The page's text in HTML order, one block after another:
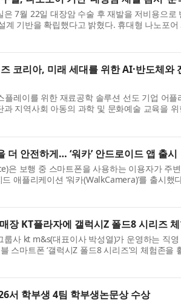
7월 22일 대장암 수술 후 재발을 저비용으로
계 기반을 확립했다고 밝혔다. 휴대형 나노포
이터 시뮬레이션과 실제 혈장 검체로 ...
코리아, 미래 세대를 위한 AI·반도체와
플레이를 위한 재료공학 솔루션 선도 기업 어
지역사회 아동의 과학 및 문화예술 교육을 위
대를 위한 기회를 확대하고 지역사회...
더 안전하게… ‘워카’ 안드로이드 앱 출시
은 보행 중 스마트폰을 사용하는 이용자가 주
애플리케이션 ‘워카(WalkCamera)’를 출시했
몸비(Smombie)’가 늘어나면서 기둥,...
장 KT플라자에 갤럭시Z 폴드8 시리즈
사 kt m&s(대표이사 박성열)가 운영하는 직영
스마트폰 ‘갤럭시Z 폴드8 시리즈’의 체험존을
현지시간 22일 오후 2시(한국시간 ...
서 학부생 4팀 학부생논문상 수상